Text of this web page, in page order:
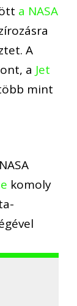
a NASA
A
a Jet
mint
komoly